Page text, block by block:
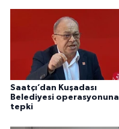
Saatçı’dan Kuşadası
Belediyesi operasyonuna
tepki